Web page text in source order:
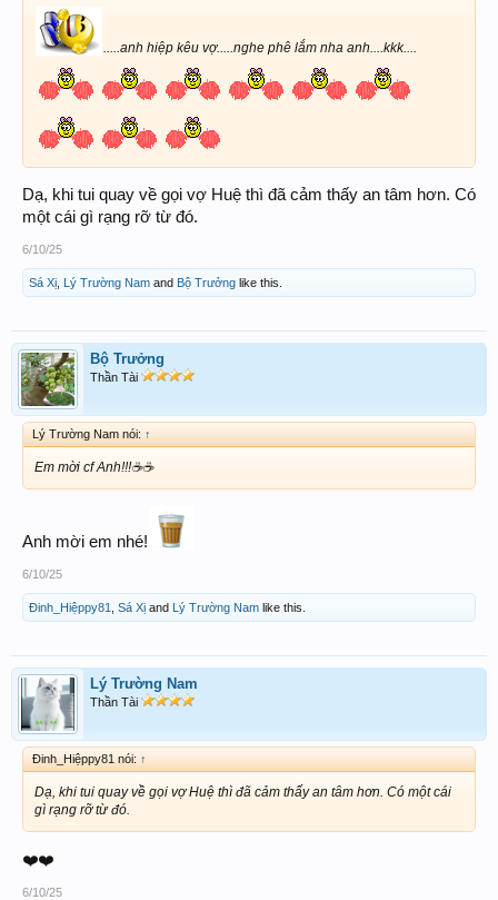
.....anh hiệp kêu vợ.....nghe phê lắm nha anh....kkk....
Dạ, khi tui quay về gọi vợ Huệ thì đã cảm thấy an tâm hơn. Có
một cái gì rạng rỡ từ đó.
6/10/25
Sá Xị Lý Trường Nam and Bộ Trưởng like this.
Bộ Trưởng
Thần Tài
Lý Trường Nam nói: ↑
Em mời cf Anh!!!☕️☕️
Anh mời em nhé!
6/10/25
Đinh_Hiệppy81 Sá Xị and Lý Trường Nam like this.
Lý Trường Nam
Thần Tài
Đinh_Hiệppy81 nói: ↑
Dạ, khi tui quay về gọi vợ Huệ thì đã cảm thấy an tâm hơn. Có một cái
gì rạng rỡ từ đó.
❤️❤️
6/10/25